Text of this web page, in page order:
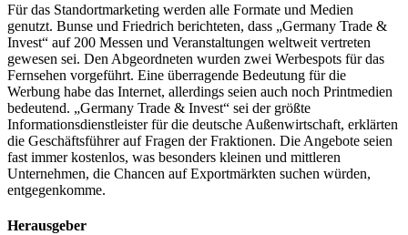
Für das Standortmarketing werden alle Formate und Medien
genutzt. Bunse und Friedrich berichteten, dass „Germany Trade &
Invest“ auf 200 Messen und Veranstaltungen weltweit vertreten
gewesen sei. Den Abgeordneten wurden zwei Werbespots für das
Fernsehen vorgeführt. Eine überragende Bedeutung für die
Werbung habe das Internet, allerdings seien auch noch Printmedien
bedeutend. „Germany Trade & Invest“ sei der größte
Informationsdienstleister für die deutsche Außenwirtschaft, erklärten
die Geschäftsführer auf Fragen der Fraktionen. Die Angebote seien
fast immer kostenlos, was besonders kleinen und mittleren
Unternehmen, die Chancen auf Exportmärkten suchen würden,
entgegenkomme.
Herausgeber